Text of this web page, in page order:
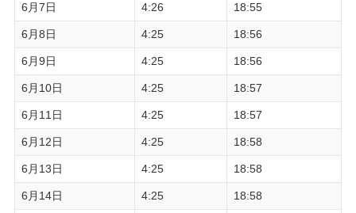
6月7日 4:26 18:55
6月8日 4:25 18:56
6月9日 4:25 18:56
6月10日 4:25 18:57
6月11日 4:25 18:57
6月12日 4:25 18:58
6月13日 4:25 18:58
6月14日 4:25 18:58